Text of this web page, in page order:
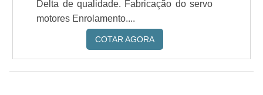
Delta de qualidade. Fabricação do servo
motores Enrolamento....
COTAR AGORA